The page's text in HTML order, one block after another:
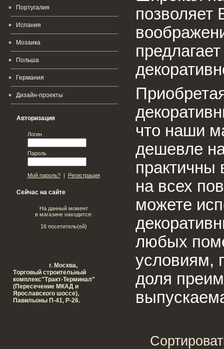
Португалия
Испания
Мозаика
Польша
Германия
Дизайн-проекты
Авторизация
Логин
Пароль
Мой пароль?| Регистрация
Сейчас на сайте
На данный момент
в магазине находится:
16 посетитель(ей)
г. Москва,
Tорговый строительный
комплекс"Тракт-Терминал"
(Пересечение МКАД и
Ярославского шоссе),
Павильоны П-41, Р-26.
позволяет
что наши
дешевле
практичны
на всех
можете
любых
условиям,
доля